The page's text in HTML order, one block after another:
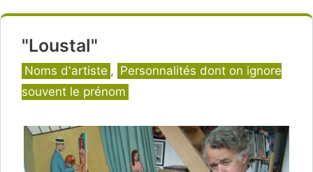
"Loustal"
Catégories
Noms d'artiste , Personnalités dont on ignore
souvent le prénom